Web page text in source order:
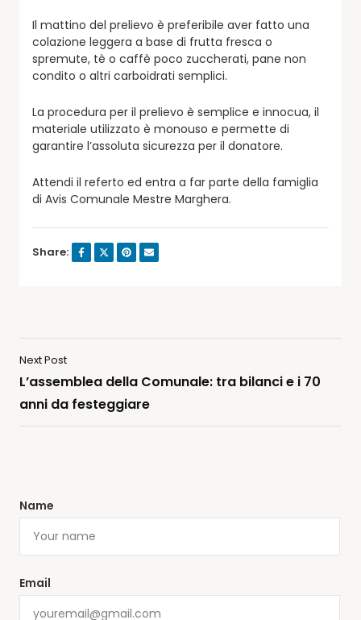
Il mattino del prelievo è preferibile aver fatto una
colazione leggera a base di frutta fresca o
spremute, tè o caffè poco zuccherati, pane non
condito o altri carboidrati semplici.
La procedura per il prelievo è semplice e innocua, il
materiale utilizzato è monouso e permette di
garantire l’assoluta sicurezza per il donatore.
Attendi il referto ed entra a far parte della famiglia
di Avis Comunale Mestre Marghera.
Share:
Next Post
L’assemblea della Comunale: tra bilanci e i 70
anni da festeggiare
Name
Email